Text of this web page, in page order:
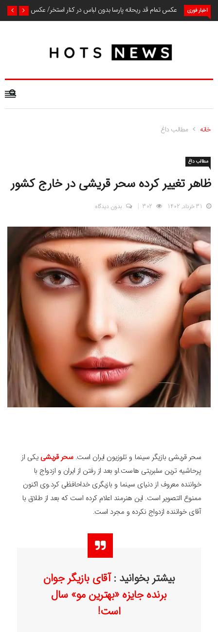
اخبار فوری عکس تمام قد ریحانه پارسا بدون لباس در کنار استخر/ عکس
خانه مطالب داغ
مطالب داغ
ظاهر تغییر کرده سحر قریشی در خارج کشور
31 خرداد, 1402 بدون دیدگاه
سحر قریشی بازیگر سینما و تلوزیون ایران است.سحر قریشی یکی از
پرحاشیه ترین سلبریتی هاست.او بعد از رفتن از ایران و ازدواج با
خواننده معروف از دنیای سینما و بازیگری خداحافظی کرد.وی اکنون
ممنوع التصویر است. این هنرمند اعلام کرده است که بعد از طلاق با
آقای خواننده ازدواج نکرده و مجرد است.
بیشتر بخوانید :آقای بازیگر جوان
برنده جایزه «بهترین مو» سال
است!